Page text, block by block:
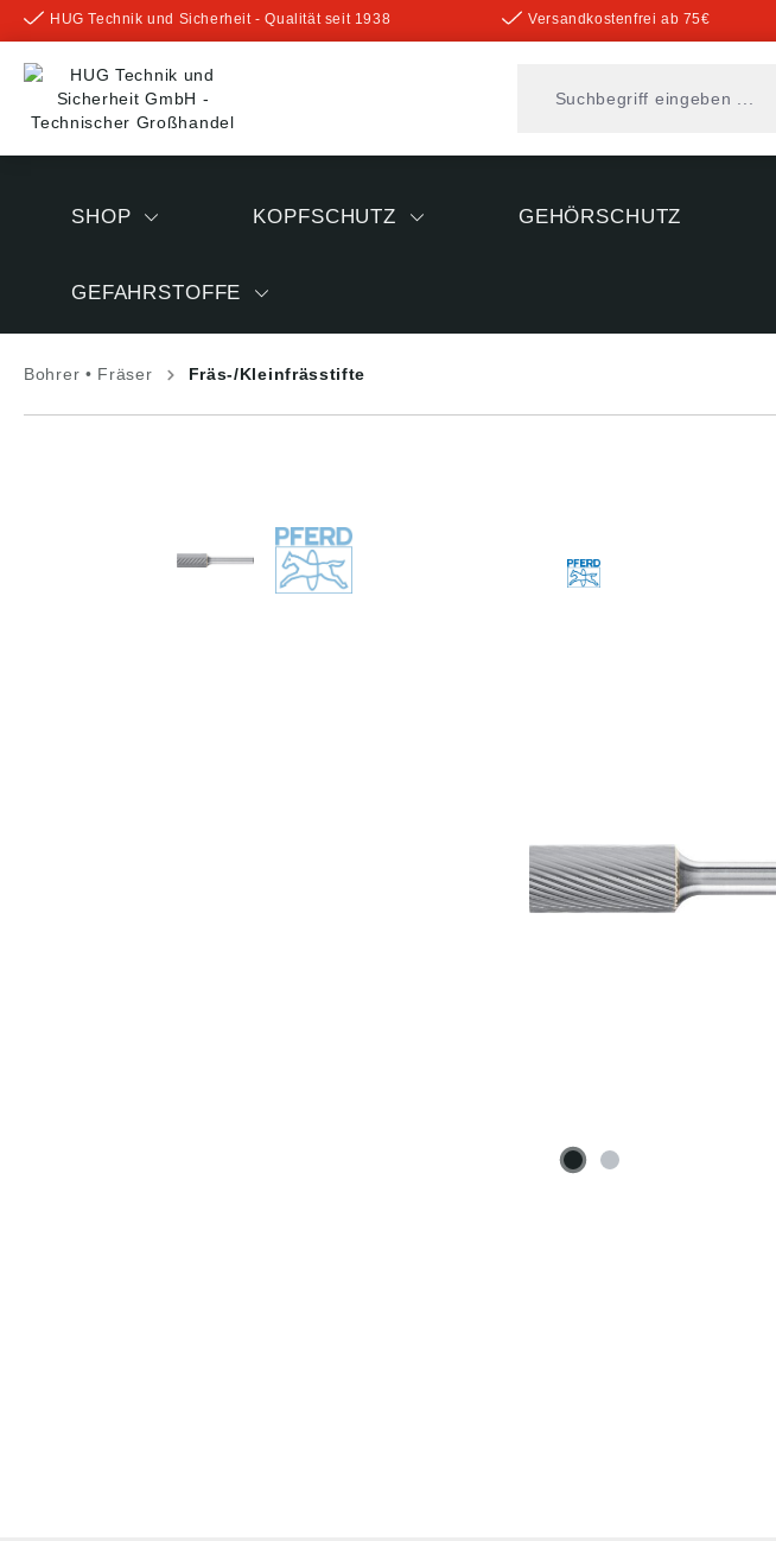
springen
HUG Technik und Sicherheit - Qualität seit 1938 Versandkostenfrei ab 75€
SHOP KOPFSCHUTZ GEHÖRSCHUTZ
GEFAHRSTOFFE
Bohrer • Fräser Fräs-/Kleinfrässtifte